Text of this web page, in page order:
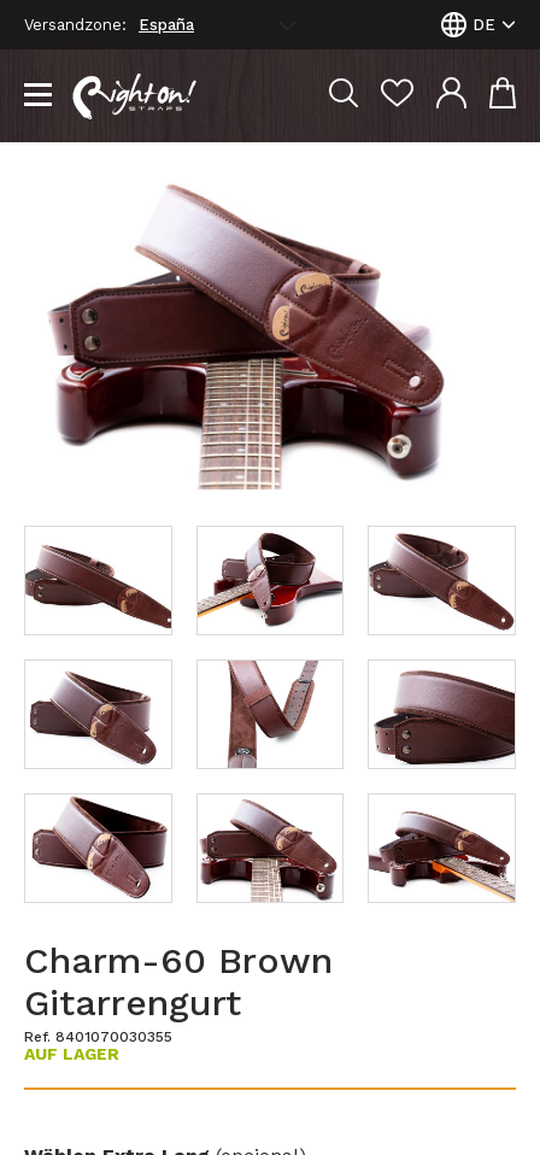
Versandzone: DE
Charm-60 Brown
Gitarrengurt
Ref. 8401070030355
AUF LAGER